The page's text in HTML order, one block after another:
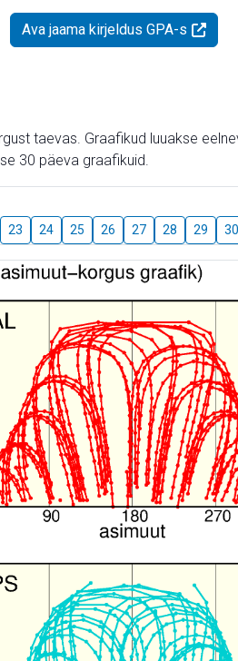
Ava jaama kirjeldus GPA-s
taevas. Graafikud luuakse
30 päeva graafikuid.
23 24 25 26 27 28 29 30